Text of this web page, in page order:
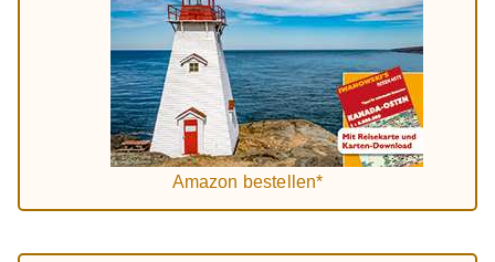
Amazon bestellen*